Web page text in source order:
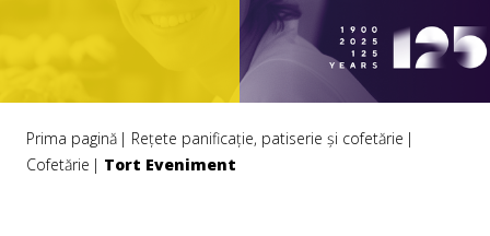
Prima pagină
Rețete panificație, patiserie și cofetărie
Cofetărie
Tort Eveniment